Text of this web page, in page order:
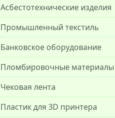
Асбестотехнические изделия
Промышленный текстиль
Банковское оборудование
Пломбировочные материалы
Чековая лента
Пластик для 3D принтера